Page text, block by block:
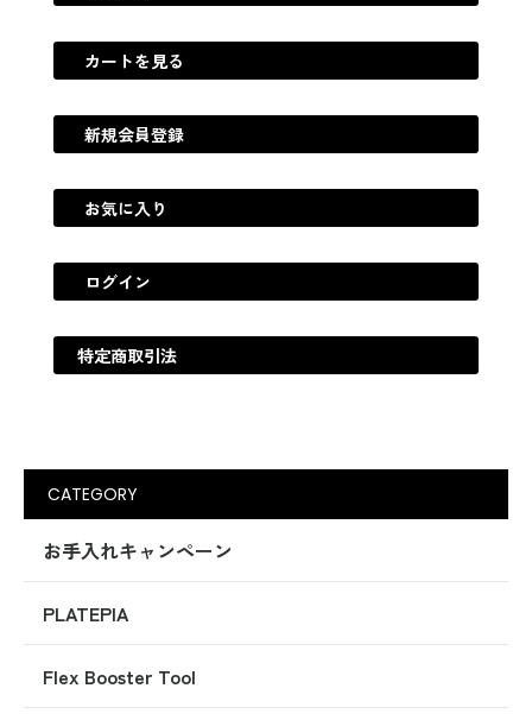
カートを見る
新規会員登録
お気に入り
ログイン
特定商取引法
CATEGORY
お手入れキャンペーン
PLATEPIA
Flex Booster Tool